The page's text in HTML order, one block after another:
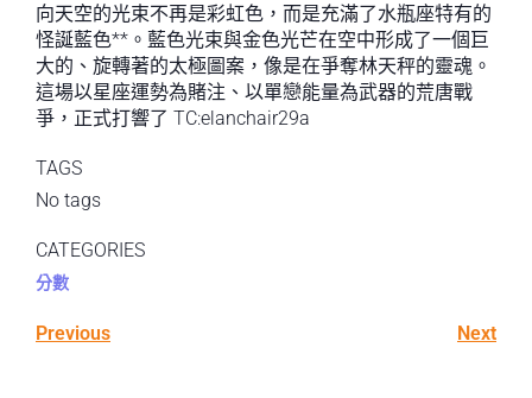
向天空的光束不再是彩虹色，而是充滿了水瓶座特有的
怪誕藍色**。藍色光束與金色光芒在空中形成了一個巨
大的、旋轉著的太極圖案，像是在爭奪林天秤的靈魂。
這場以星座運勢為賭注、以單戀能量為武器的荒唐戰
爭，正式打響了 TC:elanchair29a
TAGS
No tags
CATEGORIES
分數
Previous Next